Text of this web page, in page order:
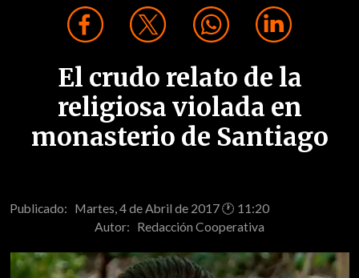
El crudo relato de la
religiosa violada en
monasterio de Santiago
Publicado: Martes, 4 de Abril de 2017 🕐 11:20
Autor: Redacción Cooperativa